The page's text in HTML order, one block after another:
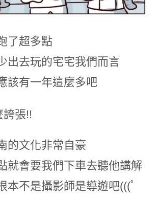
了超多點
出去玩的宅宅我們而言
該有一年這麼多吧
誇張!!
的文化非常自豪
就會要我們下車去聽他講解
本不是攝影師是導遊吧(((ﾟ